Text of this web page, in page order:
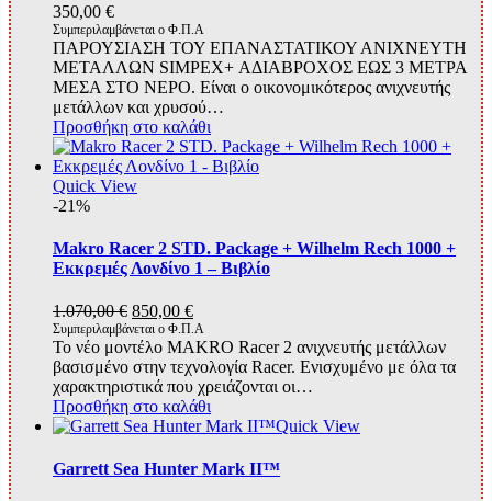
350,00 €
Συμπεριλαμβάνεται ο Φ.Π.Α
ΠΑΡΟΥΣΙΑΣΗ ΤΟΥ ΕΠΑΝΑΣΤΑΤΙΚΟΥ ΑΝΙΧΝΕΥΤΗ
ΜΕΤΑΛΛΩΝ SIMPEX+ ΑΔΙΑΒΡΟΧΟΣ ΕΩΣ 3 ΜΕΤΡΑ
ΜΕΣΑ ΣΤΟ ΝΕΡΟ. Είναι ο οικονομικότερος ανιχνευτής
μετάλλων και χρυσού…
Προσθήκη στο καλάθι
Quick View
-21%
Makro Racer 2 STD. Package + Wilhelm Rech 1000 +
Εκκρεμές Λονδίνο 1 – Βιβλίο
1.070,00€ Original
price
was:
1.070,00 €.
850,00 €Η
τρέχουσα
τιμή
είναι:
850,00 €.
Συμπεριλαμβάνεται ο Φ.Π.Α
Το νέο μοντέλο MAKRO Racer 2 ανιχνευτής μετάλλων
βασισμένο στην τεχνολογία Racer. Ενισχυμένο με όλα τα
χαρακτηριστικά που χρειάζονται οι…
Προσθήκη στο καλάθι
Quick View
Garrett Sea Hunter Mark II™